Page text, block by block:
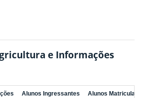
e Informações
Alunos Ingressantes Alunos